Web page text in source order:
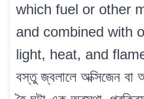
which fuel or other
and combined with
light, heat, and
বস্তু জ্বলালে অক্সিজেন বা